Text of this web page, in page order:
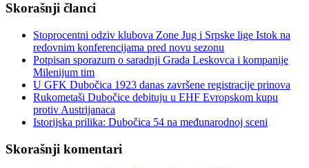
Skorašnji članci
Stoprocentni odziv klubova Zone Jug i Srpske lige Istok na
redovnim konferencijama pred novu sezonu
Potpisan sporazum o saradnji Grada Leskovca i kompanije
Milenijum tim
U GFK Dubočica 1923 danas završene registracije prinova
Rukometaši Dubočice debituju u EHF Evropskom kupu
protiv Austrijanaca
Istorijska prilika: Dubočica 54 na međunarodnoj sceni
Skorašnji komentari